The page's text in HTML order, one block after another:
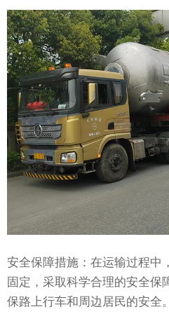
安全保障措施：在运输过程中
固定，采取科学合理的安全保
保路上行车和周边居民的安全。